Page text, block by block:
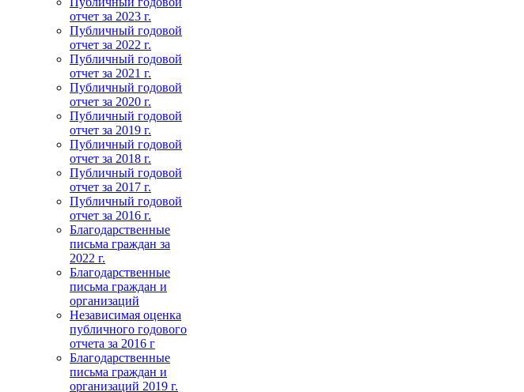
отчет за 2023 г.
Публичный годовой
отчет за 2022 г.
Публичный годовой
отчет за 2021 г.
Публичный годовой
отчет за 2020 г.
Публичный годовой
отчет за 2019 г.
Публичный годовой
отчет за 2018 г.
Публичный годовой
отчет за 2017 г.
Публичный годовой
отчет за 2016 г.
Благодарственные
письма граждан за
2022 г.
Благодарственные
письма граждан и
организаций
Независимая оценка
публичного годового
отчета за 2016 г
Благодарственные
письма граждан и
организаций 2019 г.